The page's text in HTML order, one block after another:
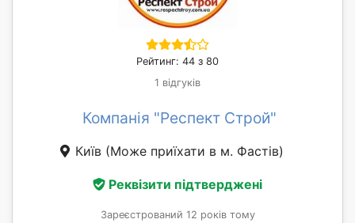
Рейтинг: 44 з 80
1 відгуків
Компанія "Респект Строй"
Київ (Може приїхати в м. Фастів)
Реквізити підтверджені
Зареєстрований 12 років тому